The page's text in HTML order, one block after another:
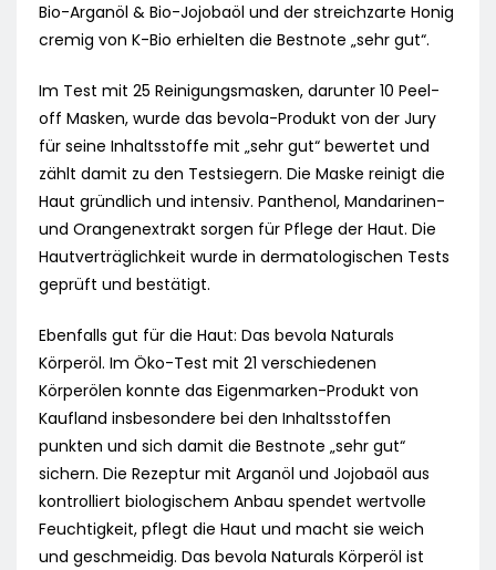
Bio-Arganöl & Bio-Jojobaöl und der streichzarte Honig
cremig von K-Bio erhielten die Bestnote „sehr gut“.
Im Test mit 25 Reinigungsmasken, darunter 10 Peel-
off Masken, wurde das bevola-Produkt von der Jury
für seine Inhaltsstoffe mit „sehr gut“ bewertet und
zählt damit zu den Testsiegern. Die Maske reinigt die
Haut gründlich und intensiv. Panthenol, Mandarinen-
und Orangenextrakt sorgen für Pflege der Haut. Die
Hautverträglichkeit wurde in dermatologischen Tests
geprüft und bestätigt.
Ebenfalls gut für die Haut: Das bevola Naturals
Körperöl. Im Öko-Test mit 21 verschiedenen
Körperölen konnte das Eigenmarken-Produkt von
Kaufland insbesondere bei den Inhaltsstoffen
punkten und sich damit die Bestnote „sehr gut“
sichern. Die Rezeptur mit Arganöl und Jojobaöl aus
kontrolliert biologischem Anbau spendet wertvolle
Feuchtigkeit, pflegt die Haut und macht sie weich
und geschmeidig. Das bevola Naturals Körperöl ist